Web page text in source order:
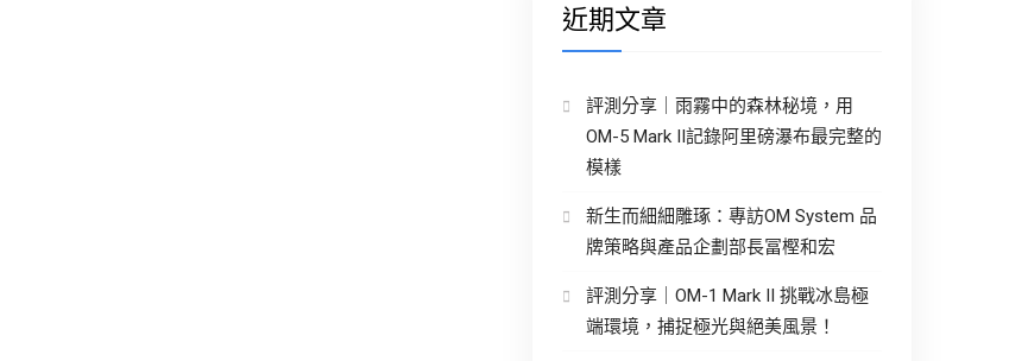
近期文章
評測分享｜雨霧中的森林秘境，用
OM-5 Mark II記錄阿里磅瀑布最完整的
模樣
新生而細細雕琢：專訪OM System 品
牌策略與產品企劃部長冨樫和宏
評測分享｜OM-1 Mark II 挑戰冰島極
端環境，捕捉極光與絕美風景！